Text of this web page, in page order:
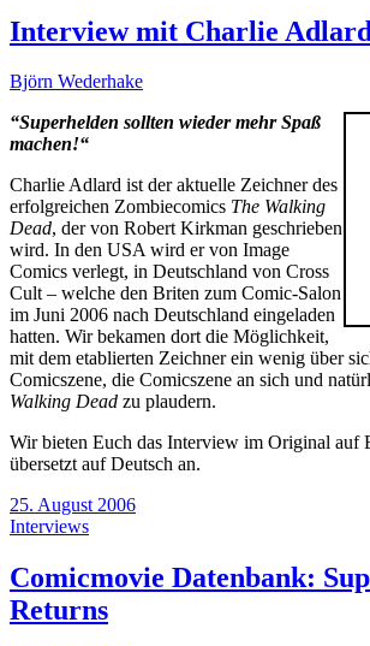
Interview mit Charlie
Björn Wederhake
“Superhelden sollten wieder mehr Spaß
machen!“
Charlie Adlard ist der aktuelle Zeichner des
erfolgreichen Zombiecomics The Walking
Dead, der von Robert Kirkman geschrieben
wird. In den USA wird er von Image
Comics verlegt, in Deutschland von Cross
Cult – welche den Briten zum Comic-Salon
im Juni 2006 nach Deutschland eingeladen
hatten. Wir bekamen dort die Möglichkeit,
mit dem etablierten Zeichner ein wenig über
Comicszene, die Comicszene an sich und
Walking Dead zu plaudern.
Wir bieten Euch das Interview im Original auf
übersetzt auf Deutsch an.
25. August 2006
Interviews
Comicmovie Datenbank:
Returns